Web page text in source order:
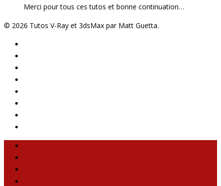
Merci pour tous ces tutos et bonne continuation…
© 2026 Tutos V-Ray et 3dsMax par Matt Guetta.